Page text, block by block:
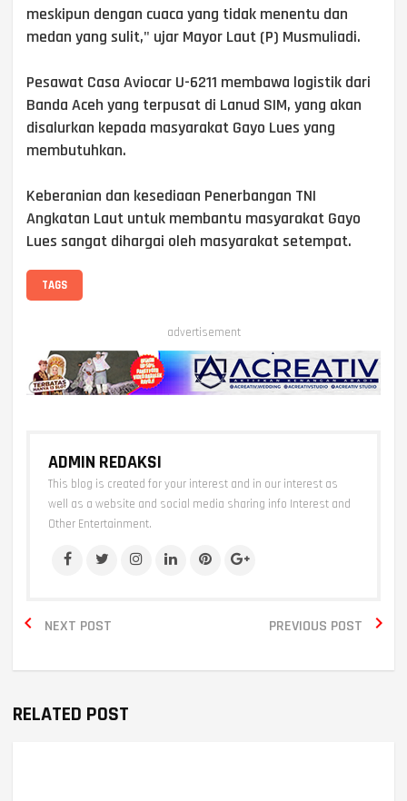
meskipun dengan cuaca yang tidak menentu dan
medan yang sulit," ujar Mayor Laut (P) Musmuliadi.
Pesawat Casa Aviocar U-6211 membawa logistik dari
Banda Aceh yang terpusat di Lanud SIM, yang akan
disalurkan kepada masyarakat Gayo Lues yang
membutuhkan.
Keberanian dan kesediaan Penerbangan TNI
Angkatan Laut untuk membantu masyarakat Gayo
Lues sangat dihargai oleh masyarakat setempat.
TAGS
advertisement
ADMIN REDAKSI
This blog is created for your interest and in our interest as
well as a website and social media sharing info Interest and
Other Entertainment.
NEXT POST
 PREVIOUS POST 
RELATED POST